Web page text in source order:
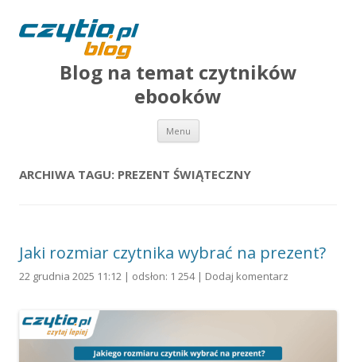
Blog na temat czytników
ebooków
Menu Przejdź do treści
ARCHIWA TAGU: PREZENT ŚWIĄTECZNY
Jaki rozmiar czytnika wybrać na prezent?
22 grudnia 2025 11:12 | odsłon: 1 254 | Dodaj komentarz